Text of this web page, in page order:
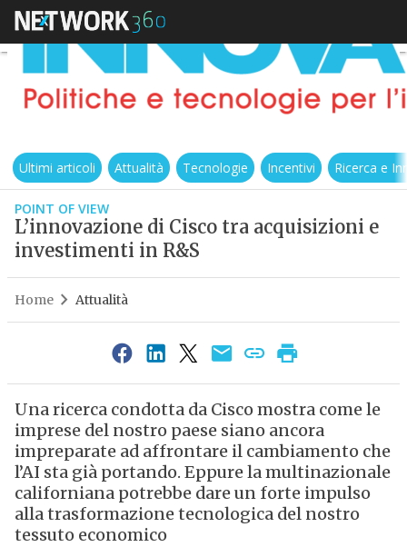
Ultimi articoli Attualità Tecnologie Incentivi Ricerca e
POINT OF VIEW
L’innovazione di Cisco tra acquisizioni e
investimenti in R&S
Home Attualità
Una ricerca condotta da Cisco mostra come le
imprese del nostro paese siano ancora
impreparate ad affrontare il cambiamento che
l’AI sta già portando. Eppure la multinazionale
californiana potrebbe dare un forte impulso
alla trasformazione tecnologica del nostro
tessuto economico